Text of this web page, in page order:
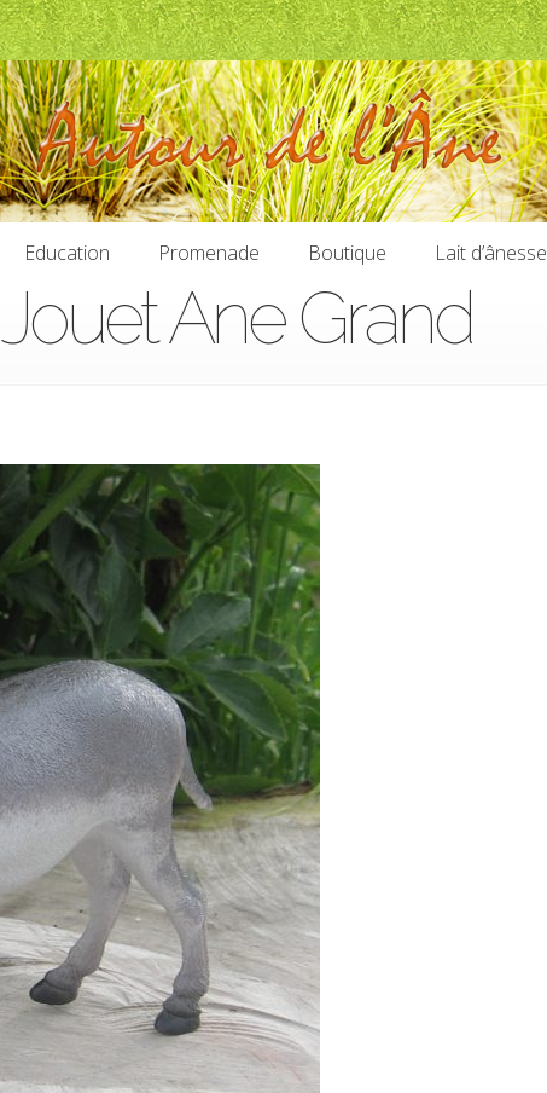
Education
Education
Promenade
Promenade
Boutique
Boutique
Lait d’ânesse
Lait d’ânesse
Jouet Ane Grand